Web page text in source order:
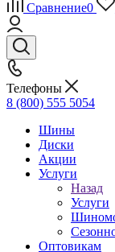
Сравнение0
Телефоны
8 (800) 555 5054
Шины
Диски
Акции
Услуги
Назад
Услуги
Оптовикам